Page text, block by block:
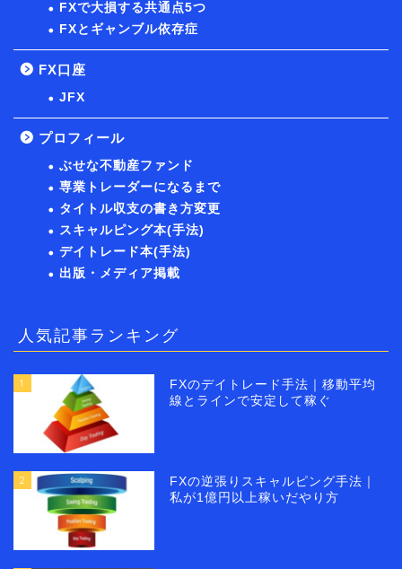
FXで大損する共通点5つ
FXとギャンブル依存症
FX口座
JFX
プロフィール
ぶせな不動産ファンド
専業トレーダーになるまで
タイトル収支の書き方変更
スキャルピング本(手法)
デイトレード本(手法)
出版・メディア掲載
人気記事ランキング
1
FXのデイトレード手法｜移動平均
線とラインで安定して稼ぐ
2
FXの逆張りスキャルピング手法｜
私が1億円以上稼いだやり方